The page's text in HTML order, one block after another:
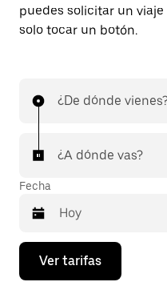
puedes solicitar un
solo tocar un botón.
¿De dónde
¿A dónde vas?
Fecha
Presiona
flecha
Ver tarifas